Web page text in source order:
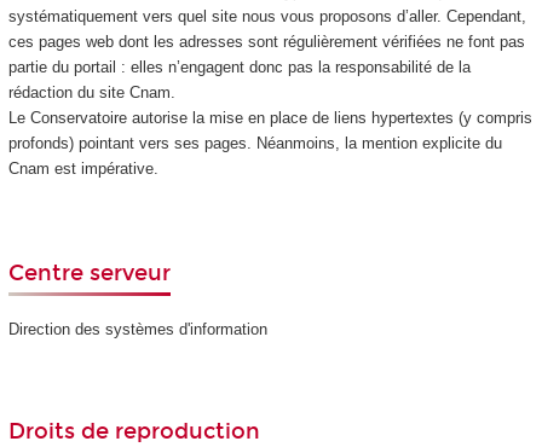
systématiquement vers quel site nous vous proposons d’aller. Cependant,
ces pages web dont les adresses sont régulièrement vérifiées ne font pas
partie du portail : elles n’engagent donc pas la responsabilité de la
rédaction du site Cnam.
Le Conservatoire autorise la mise en place de liens hypertextes (y compris
profonds) pointant vers ses pages. Néanmoins, la mention explicite du
Cnam est impérative.
Centre serveur
Direction des systèmes d'information
Droits de reproduction